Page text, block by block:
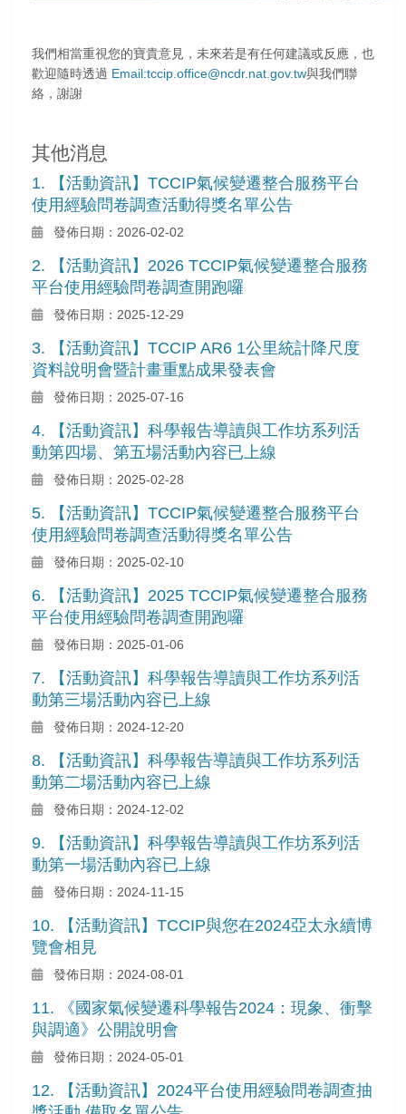
我們相當重視您的寶貴意見，未來若是有任何建議或反應，也
歡迎隨時透過 Email:tccip.office@ncdr.nat.gov.tw與我們聯
絡，謝謝
其他消息
1. 【活動資訊】TCCIP氣候變遷整合服務平台
使用經驗問卷調查活動得獎名單公告
發佈日期：2026-02-02
2. 【活動資訊】2026 TCCIP氣候變遷整合服務
平台使用經驗問卷調查開跑囉
發佈日期：2025-12-29
3. 【活動資訊】TCCIP AR6 1公里統計降尺度
資料說明會暨計畫重點成果發表會
發佈日期：2025-07-16
4. 【活動資訊】科學報告導讀與工作坊系列活
動第四場、第五場活動內容已上線
發佈日期：2025-02-28
5. 【活動資訊】TCCIP氣候變遷整合服務平台
使用經驗問卷調查活動得獎名單公告
發佈日期：2025-02-10
6. 【活動資訊】2025 TCCIP氣候變遷整合服務
平台使用經驗問卷調查開跑囉
發佈日期：2025-01-06
7. 【活動資訊】科學報告導讀與工作坊系列活
動第三場活動內容已上線
發佈日期：2024-12-20
8. 【活動資訊】科學報告導讀與工作坊系列活
動第二場活動內容已上線
發佈日期：2024-12-02
9. 【活動資訊】科學報告導讀與工作坊系列活
動第一場活動內容已上線
發佈日期：2024-11-15
10. 【活動資訊】TCCIP與您在2024亞太永續博
覽會相見
發佈日期：2024-08-01
11. 《國家氣候變遷科學報告2024：現象、衝擊
與調適》公開說明會
發佈日期：2024-05-01
12. 【活動資訊】2024平台使用經驗問卷調查抽